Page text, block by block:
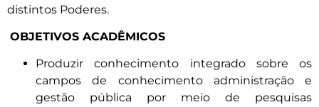
distintos Poderes.
OBJETIVOS ACADÊMICOS
Produzir conhecimento integrado sobre os
campos de conhecimento administração e
gestão pública por meio de pesquisas